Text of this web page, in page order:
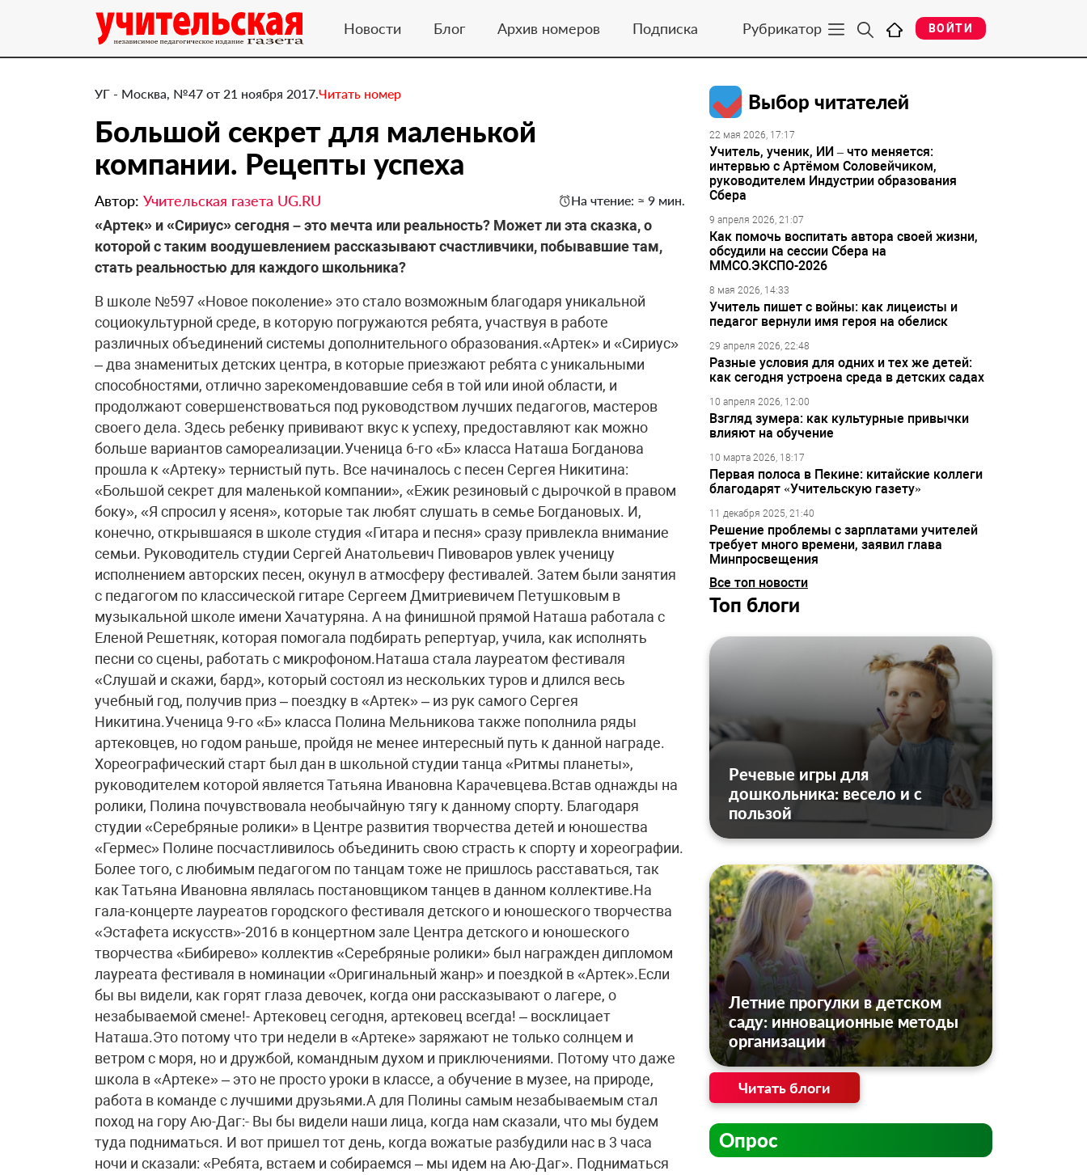
Новости Блог Архив номеров Подписка Рубрикатор ВОЙТИ
УГ - Москва, №47 от 21 ноября 2017.Читать номер
Большой секрет для маленькой
компании. Рецепты успеха
Автор: Учительская газета UG.RU На чтение: ≈ 9 мин.
​«Артек» и «Сириус» сегодня – это мечта или реальность? Может ли эта сказка, о
которой с таким воодушевлением рассказывают счастливчики, побывавшие там,
стать реальностью для каждого школьника?
В школе №597 «Новое поколение» это стало возможным благодаря уникальной
социокультурной среде, в которую погружаются ребята, участвуя в работе
различных объединений системы дополнительного образования.«Артек» и «Сириус»
– два знаменитых детских центра, в которые приезжают ребята с уникальными
способностями, отлично зарекомендовавшие себя в той или иной области, и
продолжают совершенствоваться под руководством лучших педагогов, мастеров
своего дела. Здесь ребенку прививают вкус к успеху, предоставляют как можно
больше вариантов самореализации.Ученица 6-го «Б» класса Наташа Богданова
прошла к «Артеку» тернистый путь. Все начиналось с песен Сергея Никитина:
«Большой секрет для маленькой компании», «Ежик резиновый с дырочкой в правом
боку», «Я спросил у ясеня», которые так любят слушать в семье Богдановых. И,
конечно, открывшаяся в школе студия «Гитара и песня» сразу привлекла внимание
семьи. Руководитель студии Сергей Анатольевич Пивоваров увлек ученицу
исполнением авторских песен, окунул в атмосферу фестивалей. Затем были занятия
с педагогом по классической гитаре Сергеем Дмитриевичем Петушковым в
музыкальной школе имени Хачатуряна. А на финишной прямой Наташа работала с
Еленой Решетняк, которая помогала подбирать репертуар, учила, как исполнять
песни со сцены, работать с микрофоном.Наташа стала лауреатом фестиваля
«Слушай и скажи, бард», который состоял из нескольких туров и длился весь
учебный год, получив приз – поездку в «Артек» – из рук самого Сергея
Никитина.Ученица 9-го «Б» класса Полина Мельникова также пополнила ряды
артековцев, но годом раньше, пройдя не менее интересный путь к данной награде.
Хореографический старт был дан в школьной студии танца «Ритмы планеты»,
руководителем которой является Татьяна Ивановна Карачевцева.Встав однажды на
ролики, Полина почувствовала необычайную тягу к данному спорту. Благодаря
студии «Серебряные ролики» в Центре развития творчества детей и юношества
«Гермес» Полине посчастливилось объединить свою страсть к спорту и хореографии.
Более того, с любимым педагогом по танцам тоже не пришлось расставаться, так
как Татьяна Ивановна являлась постановщиком танцев в данном коллективе.На
гала-концерте лауреатов городского фестиваля детского и юношеского творчества
«Эстафета искусств»-2016 в концертном зале Центра детского и юношеского
творчества «Бибирево» коллектив «Серебряные ролики» был награжден дипломом
лауреата фестиваля в номинации «Оригинальный жанр» и поездкой в «Артек».Если
бы вы видели, как горят глаза девочек, когда они рассказывают о лагере, о
незабываемой смене!- Артековец сегодня, артековец всегда! – восклицает
Наташа.Это потому что три недели в «Артеке» заряжают не только солнцем и
ветром с моря, но и дружбой, командным духом и приключениями. Потому что даже
школа в «Артеке» – это не просто уроки в классе, а обучение в музее, на природе,
работа в команде с лучшими друзьями.А для Полины самым незабываемым стал
поход на гору Аю-Даг:- Вы бы видели наши лица, когда нам сказали, что мы будем
туда подниматься. И вот пришел тот день, когда вожатые разбудили нас в 3 часа
ночи и сказали: «Ребята, встаем и собираемся – мы идем на Аю-Даг». Подниматься
Выбор читателей
22 мая 2026, 17:17
Учитель, ученик, ИИ – что меняется:
интервью с Артёмом Соловейчиком,
руководителем Индустрии образования
Сбера
9 апреля 2026, 21:07
Как помочь воспитать автора своей жизни,
обсудили на сессии Сбера на
ММСО.ЭКСПО-2026
8 мая 2026, 14:33
Учитель пишет с войны: как лицеисты и
педагог вернули имя героя на обелиск
29 апреля 2026, 22:48
Разные условия для одних и тех же детей:
как сегодня устроена среда в детских садах
10 апреля 2026, 12:00
Взгляд зумера: как культурные привычки
влияют на обучение
10 марта 2026, 18:17
Первая полоса в Пекине: китайские коллеги
благодарят «Учительскую газету»
11 декабря 2025, 21:40
Решение проблемы с зарплатами учителей
требует много времени, заявил глава
Минпросвещения
Все топ новости
Топ блоги
Речевые игры для
дошкольника: весело и с
пользой
Летние прогулки в детском
саду: инновационные методы
организации
Читать блоги
Опрос